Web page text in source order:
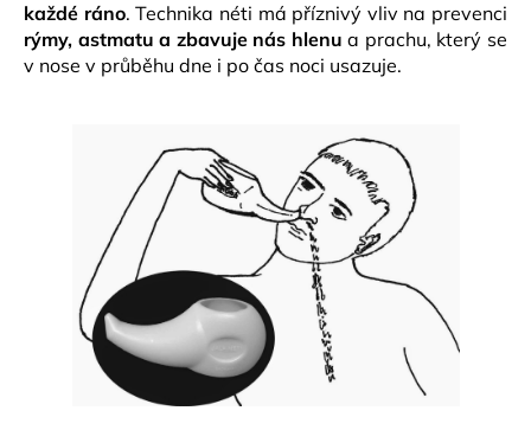
každé ráno. Technika néti má příznivý vliv na prevenci
rýmy, astmatu a zbavuje nás hlenu a prachu, který se
v nose v průběhu dne i po čas noci usazuje.